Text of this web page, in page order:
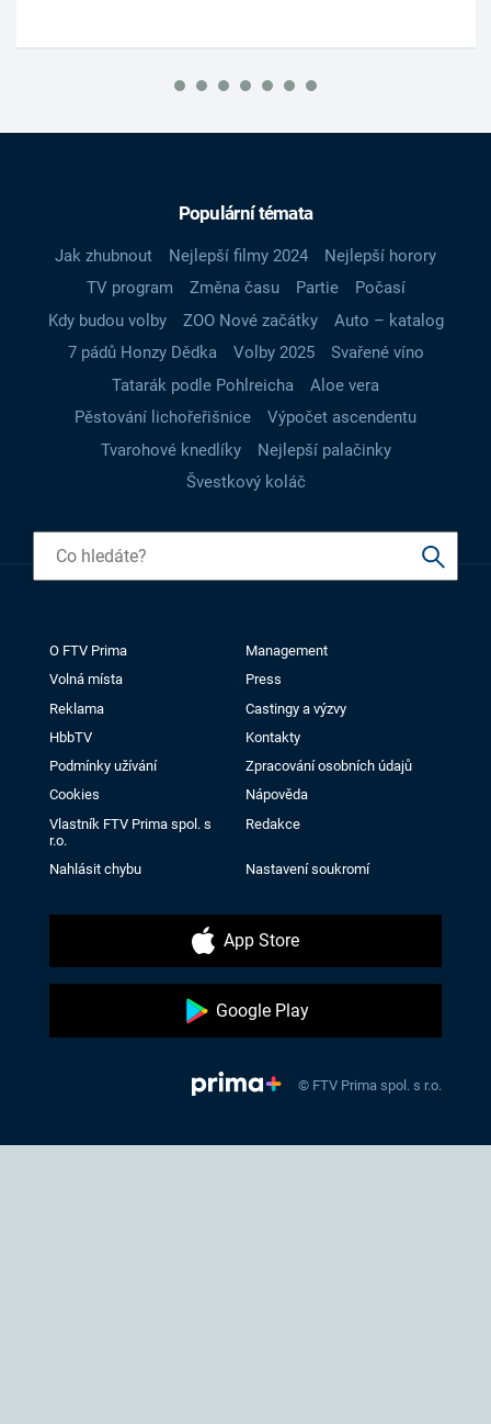
Populární témata
Jak zhubnout Nejlepší filmy 2024
Nejlepší horory
TV program
Změna času Partie
Počasí
Kdy budou volby
ZOO Nové začátky
Auto – katalog
7 pádů Honzy Dědka
Volby 2025
Svařené víno
Tatarák podle Pohlreicha
Aloe vera
Pěstování lichořeřišnice
Výpočet ascendentu
Tvarohové knedlíky
Nejlepší palačinky
Švestkový koláč
O FTV Prima
Management
Volná místa
Press
Reklama
Castingy a výzvy
HbbTV
Kontakty
Podmínky užívání
Zpracování osobních údajů
Cookies
Nápověda
Vlastník FTV Prima spol. s
r.o.
Redakce
Nahlásit chybu Nastavení soukromí
App Store
Google Play
© FTV Prima spol. s r.o.